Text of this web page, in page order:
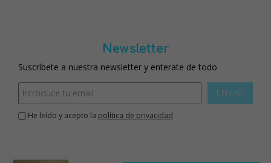
Newsletter
Suscríbete a nuestra newsletter y enterate de todo
ENVIAR
He leído y acepto la política de privacidad